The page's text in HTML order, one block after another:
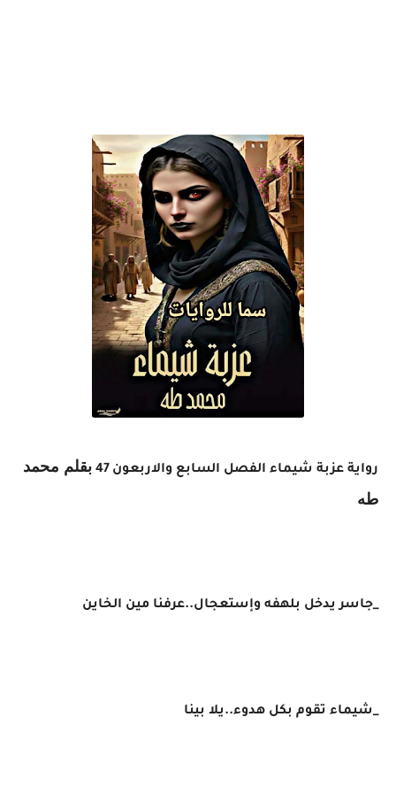
رواية عزبة شيماء الفصل السابع والاربعون 47
بقلم محمد
طه
_جاسر يدخل بلهفه وإستعجال..عرفنا مين الخاين
_شيماء تقوم بكل هدوء..يلا بينا